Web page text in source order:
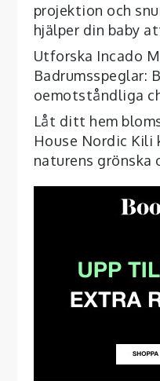
projektion och
hjälper din baby
Utforska Incado
Badrumsspeglar:
oemotståndliga
Låt ditt hem
House Nordic Kili
naturens grönska